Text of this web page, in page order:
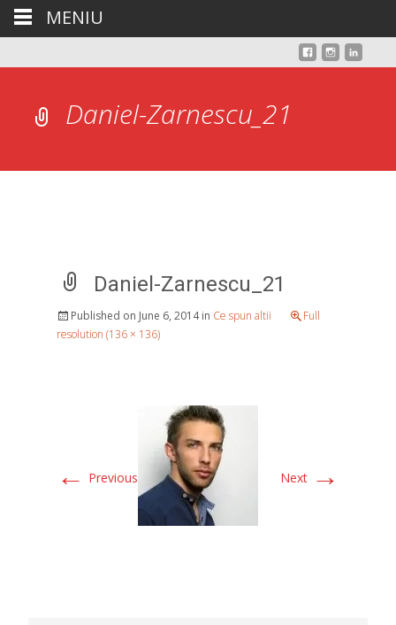
Daniel-Zarnescu_21
Daniel-Zarnescu_21
Published on June 6, 2014in Ce spun altii
Full
resolution (136 × 136)
← Previous Next →
MENIU